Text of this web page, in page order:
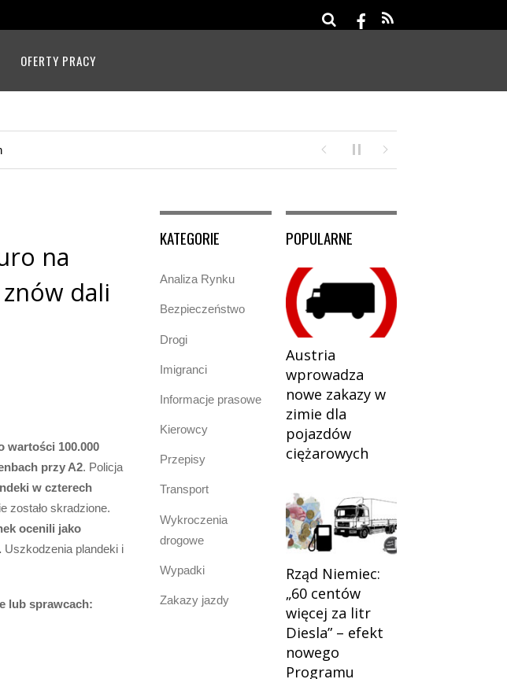
OFERTY PRACY
– efekt nowego Programu Klimatycznego
na
dali
wartości 100.000
przy A2. Policja
w czterech
zostało skradzione.
ocenili jako
Uszkodzenia plandeki i
lub sprawcach:
KATEGORIE
Analiza Rynku
Bezpieczeństwo
Drogi
Imigranci
Informacje prasowe
Kierowcy
Przepisy
Transport
Wykroczenia
drogowe
Wypadki
Zakazy jazdy
POPULARNE
Austria
wprowadza
nowe zakazy w
zimie dla
pojazdów
ciężarowych
Rząd Niemiec:
„60 centów
więcej za litr
Diesla” – efekt
nowego
Programu